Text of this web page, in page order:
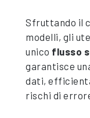
Sfruttando il
modelli, gli
unico flusso
garantisce
dati,
rischi di